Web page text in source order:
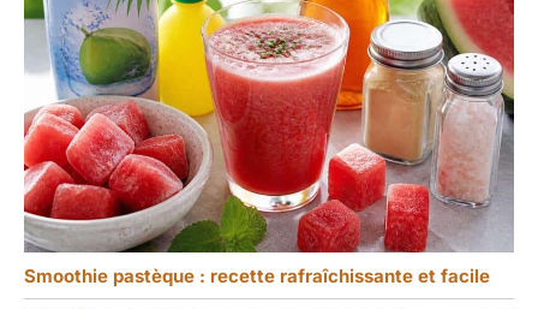
Smoothie pastèque : recette rafraîchissante et facile